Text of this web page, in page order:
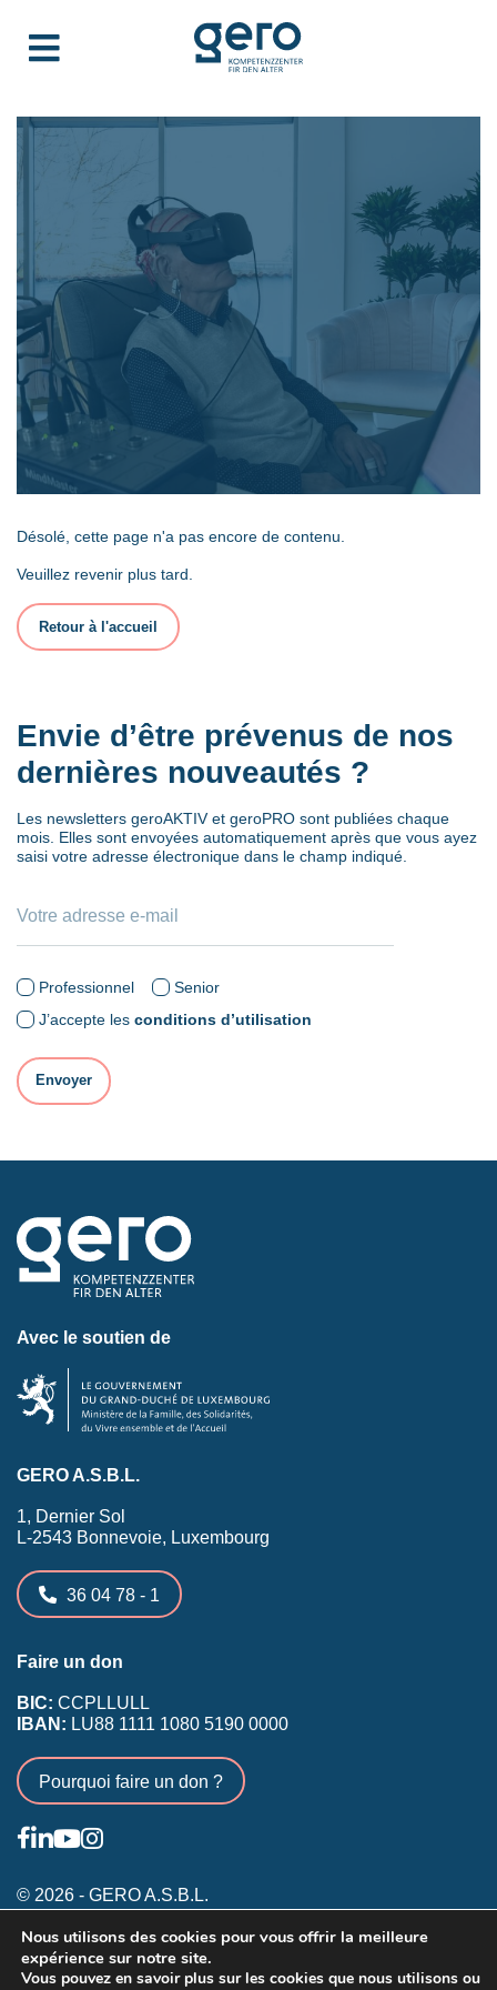
Désolé, cette page n'a pas encore de contenu.
Veuillez revenir plus tard.
Retour à l'accueil
Envie d’être prévenus de nos
dernières nouveautés ?
Les newsletters geroAKTIV et geroPRO sont publiées chaque
mois. Elles sont envoyées automatiquement après que vous ayez
saisi votre adresse électronique dans le champ indiqué.
Professionnel
Senior
J’accepte les conditions d’utilisation
Avec le soutien de
GERO A.S.B.L.
1, Dernier Sol
L-2543 Bonnevoie, Luxembourg
36 04 78 - 1
Faire un don
BIC: CCPLLULL
IBAN: LU88 1111 1080 5190 0000
Pourquoi faire un don ?
© 2026 - GERO A.S.B.L.
Conditions générales
Inscription membres existants
Nous utilisons des cookies pour vous offrir la meilleure
expérience sur notre site.
Vous pouvez en savoir plus sur les cookies que nous utilisons ou